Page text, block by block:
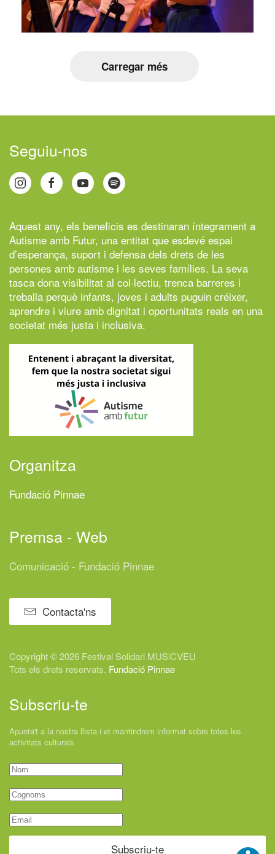
Carregar més
Seguiu-nos
Aquest any, els beneficis es destinaran íntegrament a
Autisme amb Futur, una entitat que esdevé espai
d’esperança, suport i defensa dels drets de les
persones amb autisme i les seves famílies. La seva
tasca dona visibilitat al col·lectiu, trenca barreres i
treballa perquè infants, joves i adults puguin créixer,
aprendre i viure amb dignitat i oportunitats reals en una
societat més justa i inclusiva.
Organitza
Fundació Pinnae
Premsa - Web
Comunicació - Fundació Pinnae
Contacta'ns
Copyright © 2026 Festival Solidari MUSiCVEU
Tots els drets reservats. Fundació Pinnae
Subscriu-te
Apunta't a la nostra llista i et mantindrem informat sobre totes les
activitats culturals
Subscriu-te